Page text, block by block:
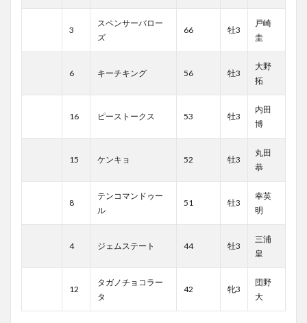
3
スペンサーバロー
ズ
66 牡3
戸崎
圭
6 キーチキング 56 牡3
大野
拓
16 ピーストークス 53 牡3
内田
博
15 ケンキョ 52 牡3
丸田
恭
8
テンコマンドゥー
ル
51 牡3
幸英
明
4 ジェムステート 44 牡3
三浦
皇
12
タガノチョコラー
タ
42 牝3
団野
大